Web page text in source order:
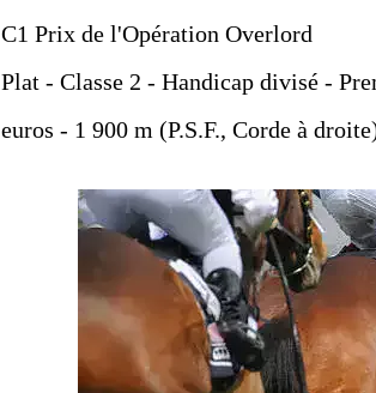
C1 Prix de l'Opération Overlord
Plat - Classe 2 - Handicap divisé -
euros - 1 900 m (P.S.F., Corde à